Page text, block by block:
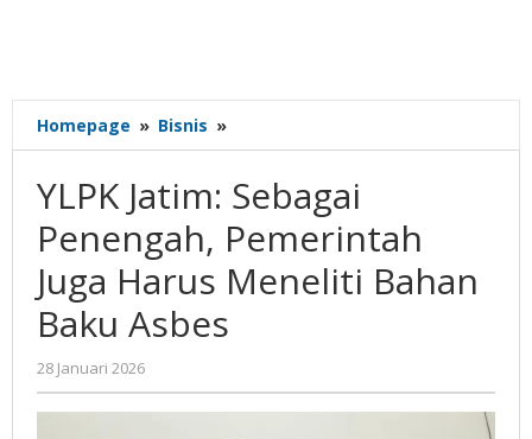
Homepage » Bisnis »
Jatim:
Penengah,
Pemerintah
Juga
Harus
Meneliti
YLPK Jatim: Sebagai
Penengah, Pemerintah
Juga Harus Meneliti Bahan
Baku Asbes
28 Januari 2026
Gatot
Susanto